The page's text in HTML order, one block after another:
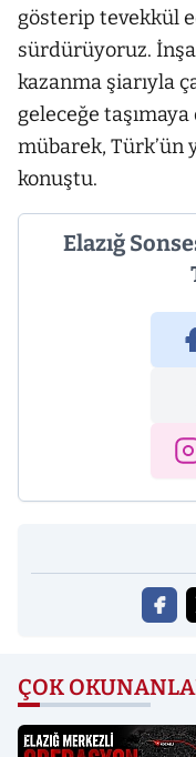
gösterip tevekkül
sürdürüyoruz.
kazanma şiarıyla
geleceğe
mübarek, Türk’ün
konuştu.
Elazığ
ÇOK